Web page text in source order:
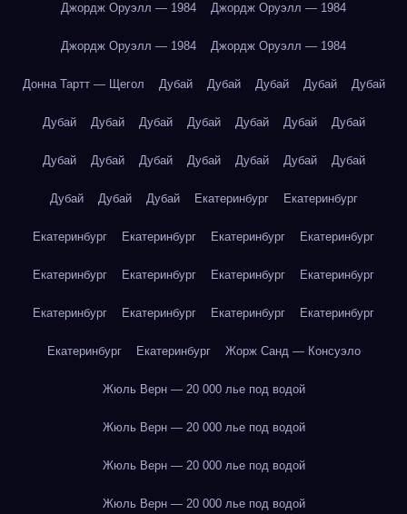
Джордж Оруэлл — 1984 Джордж Оруэлл — 1984
Джордж Оруэлл — 1984 Джордж Оруэлл — 1984
Донна Тартт — Щегол Дубай Дубай Дубай Дубай Дубай
Дубай Дубай Дубай Дубай Дубай Дубай Дубай
Дубай Дубай Дубай Дубай Дубай Дубай Дубай
Дубай Дубай Дубай Екатеринбург Екатеринбург
Екатеринбург Екатеринбург Екатеринбург Екатеринбург
Екатеринбург Екатеринбург Екатеринбург Екатеринбург
Екатеринбург Екатеринбург Екатеринбург Екатеринбург
Екатеринбург Екатеринбург Жорж Санд — Консуэло
Жюль Верн — 20 000 лье под водой
Жюль Верн — 20 000 лье под водой
Жюль Верн — 20 000 лье под водой
Жюль Верн — 20 000 лье под водой